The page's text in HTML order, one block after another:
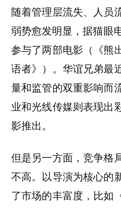
随着管理层流失、人员
弱势愈发明显，据猫眼
参与了两部电影（《熊
语者》）。华谊兄弟最
量和监管的双重影响而
业和光线传媒则表现出
影推出。
但是另一方面，竞争格
不高。以导演为核心的
了市场的丰富度，比如